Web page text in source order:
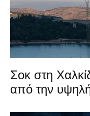
Σοκ στη
από την